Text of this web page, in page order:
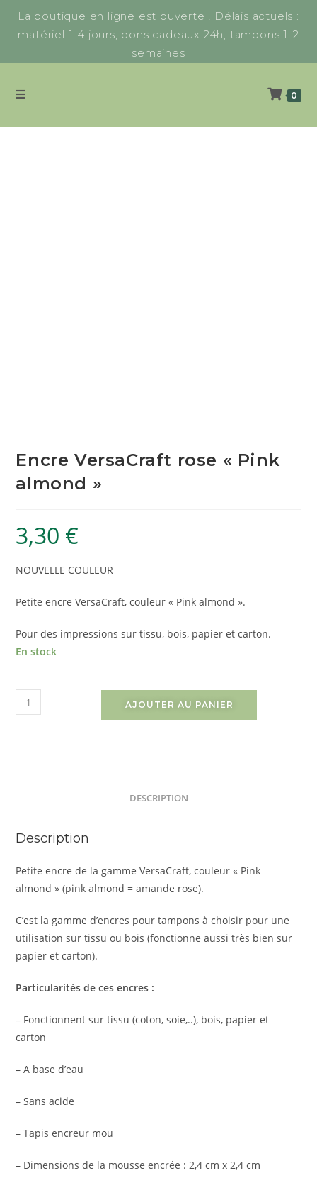
La boutique en ligne est ouverte ! Délais actuels :
matériel 1-4 jours, bons cadeaux 24h, tampons 1-2
semaines
0
Encre VersaCraft rose « Pink
almond »
3,30 €
NOUVELLE COULEUR
Petite encre VersaCraft, couleur « Pink almond ».
Pour des impressions sur tissu, bois, papier et carton.
En stock
AJOUTER AU PANIER
DESCRIPTION
Description
Petite encre de la gamme VersaCraft, couleur « Pink
almond » (pink almond = amande rose).
C’est la gamme d’encres pour tampons à choisir pour une
utilisation sur tissu ou bois (fonctionne aussi très bien sur
papier et carton).
Particularités de ces encres :
– Fonctionnent sur tissu (coton, soie,..), bois, papier et
carton
– A base d’eau
– Sans acide
– Tapis encreur mou
– Dimensions de la mousse encrée : 2,4 cm x 2,4 cm